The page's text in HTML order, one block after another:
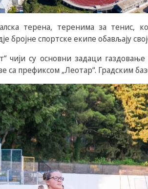
терена, теренима за
бројне спортске екипе обављају
чији су основни задаци
префиксом „Леотар“. Градским